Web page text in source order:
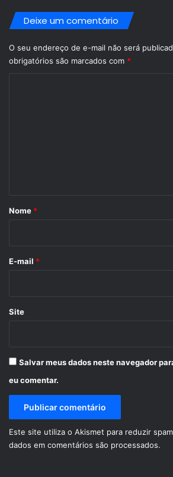
Deixe um comentário
O seu endereço de e-mail não será
obrigatórios são marcados com *
r
*
Nome *
E-mail *
Site
Salvar meus dados neste navegador
eu comentar.
Este site utiliza o Akismet para reduzir
dados em comentários são processados.